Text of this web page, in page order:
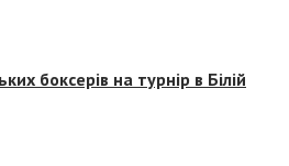
боксерів на турнір в Білій